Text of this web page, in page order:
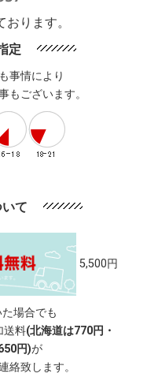
ります。
定
事情により
もございます。
て
5,500円
場合でも
送料(北海道は770円・
円)が
絡致します。